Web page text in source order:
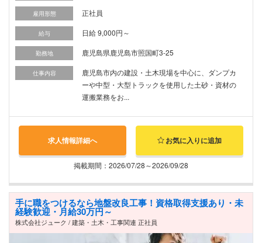
雇用形態 正社員
給与 日給 9,000円～
勤務地 鹿児島県鹿児島市照国町3-25
仕事内容
鹿児島市内の建設・土木現場を中心に、ダンプカ
ーや中型・大型トラックを使用した土砂・資材の
運搬業務をお...
求人情報詳細へ お気に入りに追加
掲載期間：2026/07/28～2026/09/28
手に職をつけるなら地盤改良工事！資格取得支援あり・未
経験歓迎・月給30万円～
株式会社ジューク / 建築・土木・工事関連 正社員